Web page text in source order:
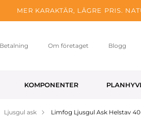
MER KARAKTÄR, LÄGRE PRIS.
Betalning Om företaget Blogg
KOMPONENTER
Ljusgul ask Limfog Ljusgul Ask Helstav